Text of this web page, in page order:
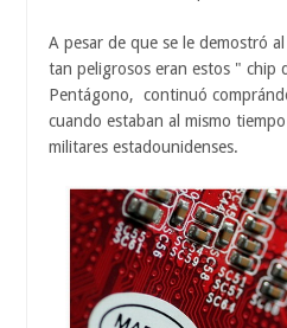
A pesar de que se le demostró
tan peligrosos eran estos " chip
Pentágono, continuó
cuando estaban al mismo
militares estadounidenses.